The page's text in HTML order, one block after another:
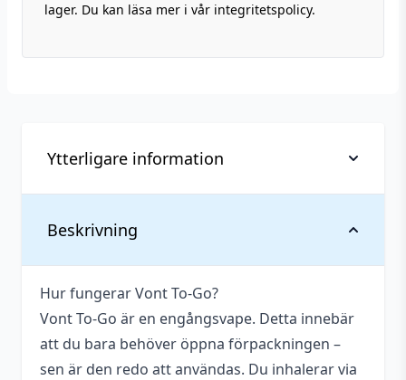
lager. Du kan läsa mer i vår integritetspolicy.
Beskrivning
Hur fungerar Vont To-Go?
Vont To-Go är en engångsvape. Detta innebär
att du bara behöver öppna förpackningen –
sen är den redo att användas. Du inhalerar via
Ytterligare information
Vikt
Antal
1 st
Innehåller
cooling
Ja
Nikotin
20 mg